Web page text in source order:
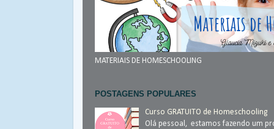
MATERIAIS DE HOMESCHOOLING
POSTAGENS POPULARES
Curso GRATUITO de Homeschooling
Olá pessoal, estamos fazendo um